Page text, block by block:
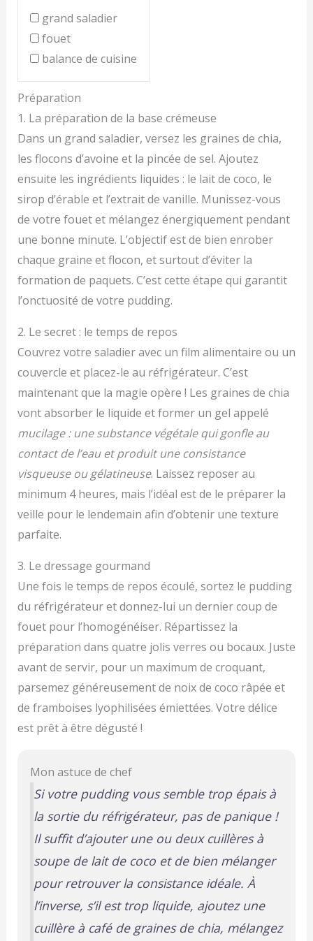
grand saladier
fouet
balance de cuisine
Préparation
1. La préparation de la base crémeuse
Dans un grand saladier, versez les graines de chia,
les flocons d’avoine et la pincée de sel. Ajoutez
ensuite les ingrédients liquides : le lait de coco, le
sirop d’érable et l’extrait de vanille. Munissez-vous
de votre fouet et mélangez énergiquement pendant
une bonne minute. L’objectif est de bien enrober
chaque graine et flocon, et surtout d’éviter la
formation de paquets. C’est cette étape qui garantit
l’onctuosité de votre pudding.
2. Le secret : le temps de repos
Couvrez votre saladier avec un film alimentaire ou un
couvercle et placez-le au réfrigérateur. C’est
maintenant que la magie opère ! Les graines de chia
vont absorber le liquide et former un gel appelé
mucilage : une substance végétale qui gonfle au
contact de l’eau et produit une consistance
visqueuse ou gélatineuse. Laissez reposer au
minimum 4 heures, mais l’idéal est de le préparer la
veille pour le lendemain afin d’obtenir une texture
parfaite.
3. Le dressage gourmand
Une fois le temps de repos écoulé, sortez le pudding
du réfrigérateur et donnez-lui un dernier coup de
fouet pour l’homogénéiser. Répartissez la
préparation dans quatre jolis verres ou bocaux. Juste
avant de servir, pour un maximum de croquant,
parsemez généreusement de noix de coco râpée et
de framboises lyophilisées émiettées. Votre délice
est prêt à être dégusté !
Mon astuce de chef
Si votre pudding vous semble trop épais à
la sortie du réfrigérateur, pas de panique !
Il suffit d’ajouter une ou deux cuillères à
soupe de lait de coco et de bien mélanger
pour retrouver la consistance idéale. À
l’inverse, s’il est trop liquide, ajoutez une
cuillère à café de graines de chia, mélangez